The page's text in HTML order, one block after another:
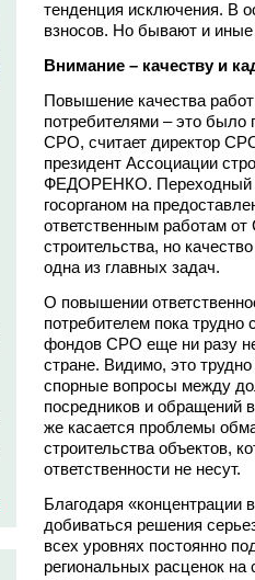
тенденция исключения. В
взносов. Но бывают и
Внимание – качеству и
Повышение качества
потребителями – это было
СРО, считает директор
президент Ассоциации
ФЕДОРЕНКО. Переходный
госорганом на
ответственным работам
строительства, но
одна из главных задач.
О повышении
потребителем пока трудно
фондов СРО еще ни разу
стране. Видимо, это
спорные вопросы между
посредников и обращений
же касается проблемы
строительства объектов,
ответственности не несут.
Благодаря
добиваться решения
всех уровнях постоянно
региональных расценок на